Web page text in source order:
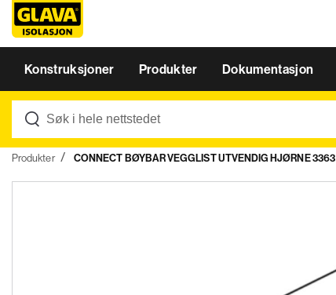
Konstruksjoner Produkter Dokumentasjon
Produkter CONNECT BØYBAR VEGGLIST UTVENDIG HJØRNE 3363